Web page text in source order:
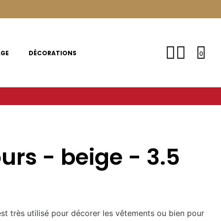
DÉCORATIONS 0
- beige - 3.5
très utilisé pour décorer les vêtements ou bien pour